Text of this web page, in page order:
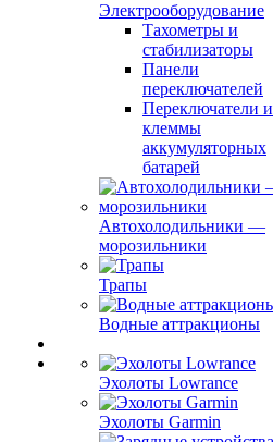
Электрооборудование
Тахометры и
стабилизаторы
Панели
переключателей
Переключатели и
клеммы
аккумуляторных
батарей
Автохолодильники —
морозильники
Трапы
Водные аттракционы
Эхолоты Lowrance
Эхолоты Garmin